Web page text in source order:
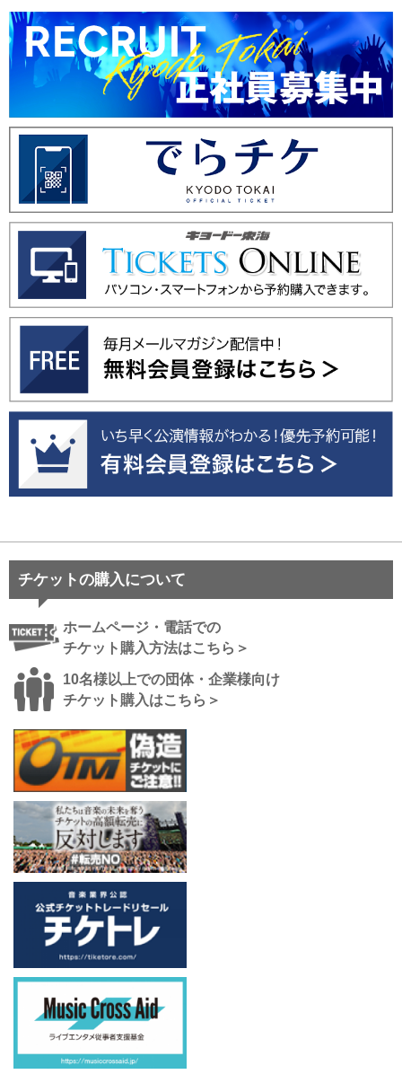
チケットの購入について
ホームページ・電話での
チケット購入方法はこちら＞
10名様以上での団体・企業様向け
チケット購入はこちら＞